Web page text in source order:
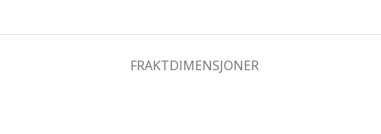
FRAKTDIMENSJONER